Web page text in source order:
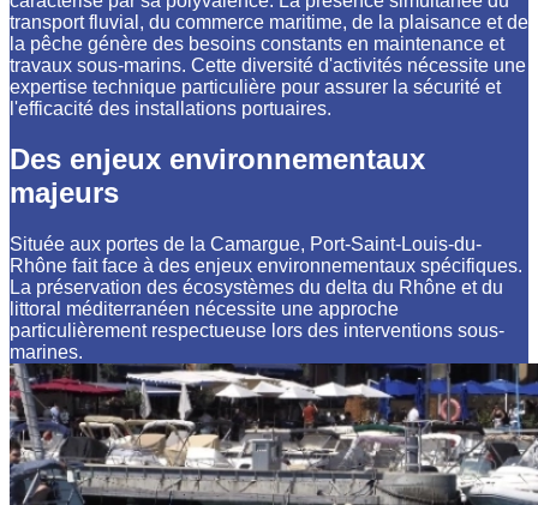
transport fluvial, du commerce maritime, de la plaisance et de
la pêche génère des besoins constants en maintenance et
travaux sous-marins. Cette diversité d'activités nécessite une
expertise technique particulière pour assurer la sécurité et
l'efficacité des installations portuaires.
Des enjeux environnementaux
majeurs
Située aux portes de la Camargue, Port-Saint-Louis-du-
Rhône fait face à des enjeux environnementaux spécifiques.
La préservation des écosystèmes du delta du Rhône et du
littoral méditerranéen nécessite une approche
particulièrement respectueuse lors des interventions sous-
marines.